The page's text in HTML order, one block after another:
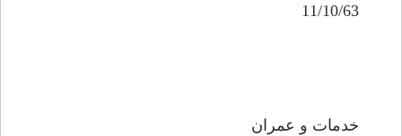
11/10/63
خدمات و عمران